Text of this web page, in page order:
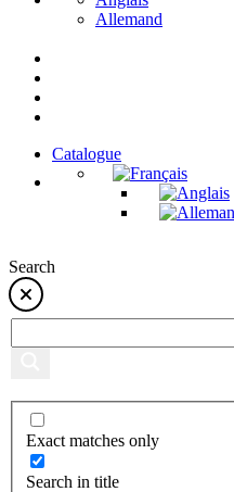
Allemand
Catalogue
Search
Exact matches only
Search in title